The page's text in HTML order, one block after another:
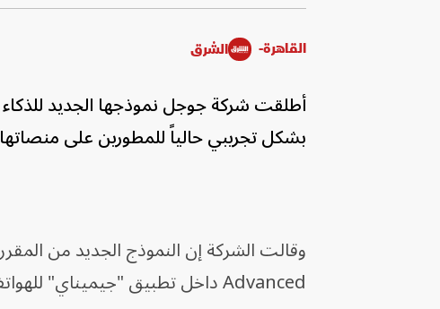
القاهرة- الشرق
بشكل تجريبي حالياً للمطورين على منصاتها Vertex AI وGoogle AI Studio.
Advanced داخل تطبيق "جيميناي" للهواتف الذكية والحواسيب الشخصية.